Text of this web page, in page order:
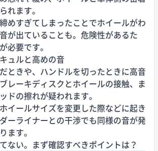
れます。
めすぎてしまったことでホイールがわ
が出ていることも。危険性があるた
必要です。
ュルと高めの音
ときや、ハンドルを切ったときに高音
レーキディスクとホイールの接触、ま
ドの擦れが疑われます。
イールサイズを変更した際などに起き
ーライナーとの干渉でも同様の音が発
ます。
ない。まず確認すべきポイントは？